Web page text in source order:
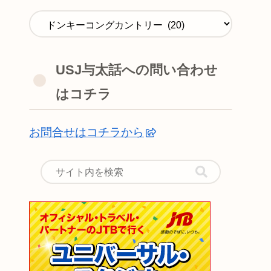
USJ与太話への問い合わせ
はコチラ
お問合せはコチラから